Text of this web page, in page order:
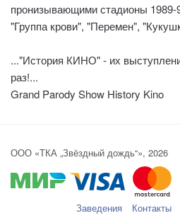
пронизывающими стадионы 1989-
"Группа крови", "Перемен",
..."История КИНО" - их
раз!...
Grand Parody Show History Kino
ООО «ТКА „Звёздный дождь“», 2026
Заведения Контакты